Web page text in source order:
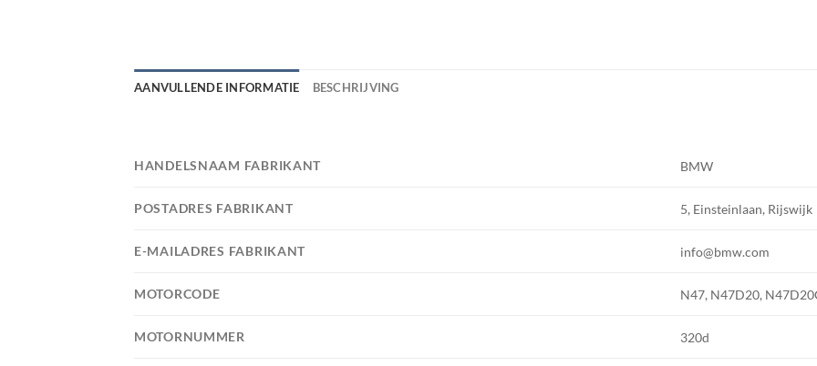
AANVULLENDE INFORMATIE BESCHRIJVING
HANDELSNAAM FABRIKANT BMW
POSTADRES FABRIKANT 5, Einsteinlaan, Rijswijk
E-MAILADRES FABRIKANT info@bmw.com
MOTORCODE N47, N47D20,
MOTORNUMMER 320d